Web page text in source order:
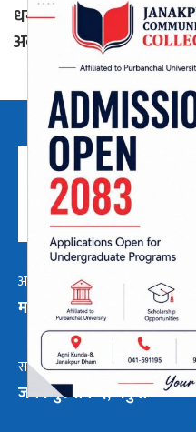
धनुषाको मठेश्वरनाथ मन्दिर
अवशेष फेला
अध्यक्ष तथा प्रबन्ध निर्देशक:
मनोजकुमार मोरबैता
सम्पर्क ठेगाना:
जनकपुरधाम-२, धनुषा